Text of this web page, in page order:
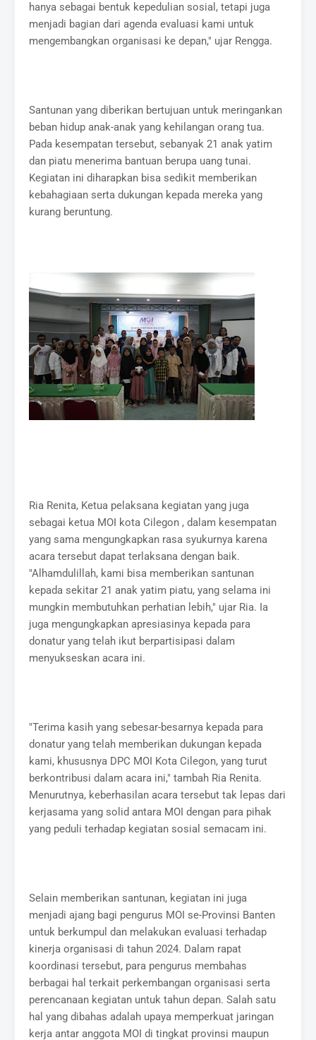
hanya sebagai bentuk kepedulian sosial, tetapi juga
menjadi bagian dari agenda evaluasi kami untuk
mengembangkan organisasi ke depan," ujar Rengga.
Santunan yang diberikan bertujuan untuk meringankan
beban hidup anak-anak yang kehilangan orang tua.
Pada kesempatan tersebut, sebanyak 21 anak yatim
dan piatu menerima bantuan berupa uang tunai.
Kegiatan ini diharapkan bisa sedikit memberikan
kebahagiaan serta dukungan kepada mereka yang
kurang beruntung.
Ria Renita, Ketua pelaksana kegiatan yang juga
sebagai ketua MOI kota Cilegon , dalam kesempatan
yang sama mengungkapkan rasa syukurnya karena
acara tersebut dapat terlaksana dengan baik.
"Alhamdulillah, kami bisa memberikan santunan
kepada sekitar 21 anak yatim piatu, yang selama ini
mungkin membutuhkan perhatian lebih," ujar Ria. Ia
juga mengungkapkan apresiasinya kepada para
donatur yang telah ikut berpartisipasi dalam
menyukseskan acara ini.
"Terima kasih yang sebesar-besarnya kepada para
donatur yang telah memberikan dukungan kepada
kami, khususnya DPC MOI Kota Cilegon, yang turut
berkontribusi dalam acara ini," tambah Ria Renita.
Menurutnya, keberhasilan acara tersebut tak lepas dari
kerjasama yang solid antara MOI dengan para pihak
yang peduli terhadap kegiatan sosial semacam ini.
Selain memberikan santunan, kegiatan ini juga
menjadi ajang bagi pengurus MOI se-Provinsi Banten
untuk berkumpul dan melakukan evaluasi terhadap
kinerja organisasi di tahun 2024. Dalam rapat
koordinasi tersebut, para pengurus membahas
berbagai hal terkait perkembangan organisasi serta
perencanaan kegiatan untuk tahun depan. Salah satu
hal yang dibahas adalah upaya memperkuat jaringan
kerja antar anggota MOI di tingkat provinsi maupun